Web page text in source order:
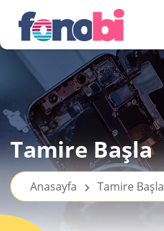
Tamire Başla
Anasayfa Tamire Başla